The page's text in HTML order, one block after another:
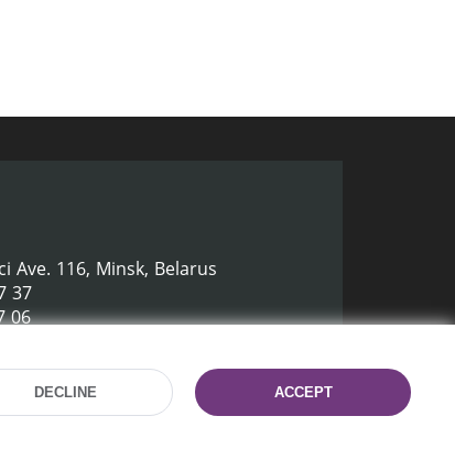
Ave. 116, Minsk, Belarus
37
06
Site development:mrsoft.by
DECLINE ACCEPT